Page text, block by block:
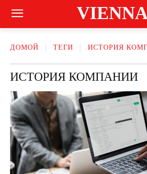
ДОМОЙ ТЕГИ ИСТОРИЯ
ИСТОРИЯ КОМПАНИИ